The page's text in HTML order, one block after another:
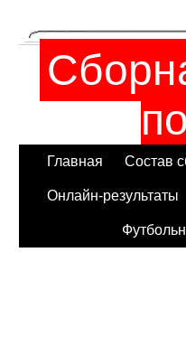
Главная Состав
Онлайн-результаты